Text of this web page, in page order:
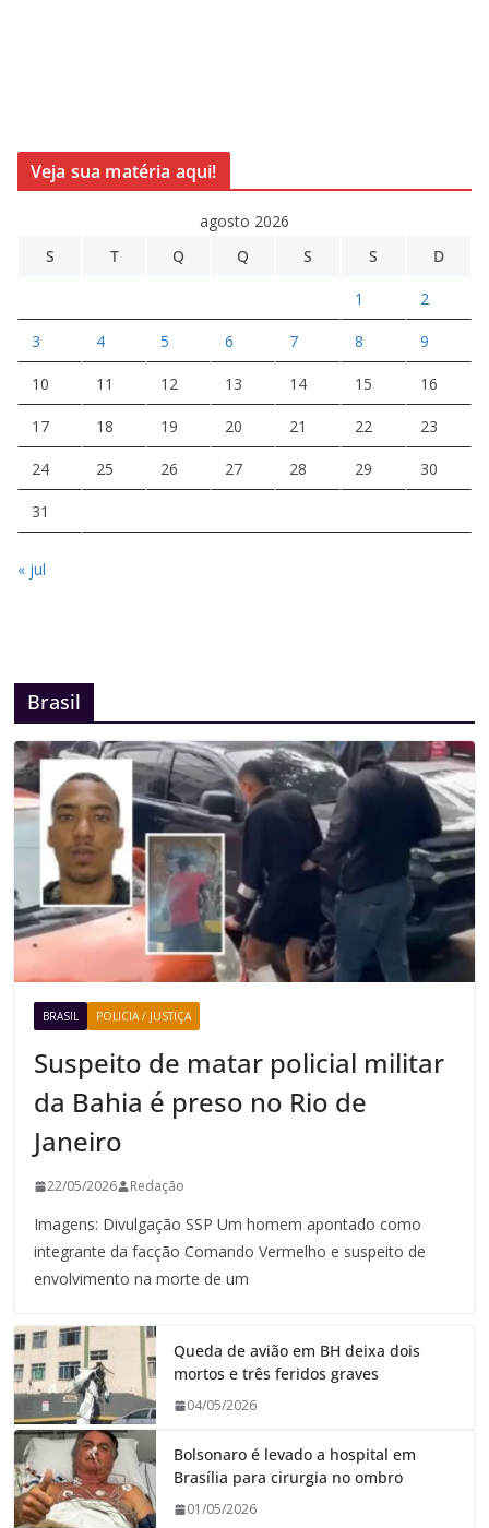
Veja sua matéria aqui!
agosto 2026
S
T Q Q S S D
1 2
3 4 5 6 7 8 9
10 11 12 13 14 15 16
17 18 19 20 21 22 23
24 25 26 27 28 29 30
31
« jul
Brasil
BRASIL POLICIA / JUSTIÇA
Suspeito de matar policial militar
da Bahia é preso no Rio de
Janeiro
22/05/2026 Redação
Imagens: Divulgação SSP Um homem apontado como
integrante da facção Comando Vermelho e suspeito de
envolvimento na morte de um
Queda de avião em BH deixa dois
mortos e três feridos graves
04/05/2026
Bolsonaro é levado a hospital em
Brasília para cirurgia no ombro
01/05/2026